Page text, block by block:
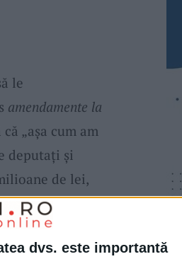
dvs. este importantă
le
amendamente la
„așa cum am
deputați și
de lei,
sunt destinate